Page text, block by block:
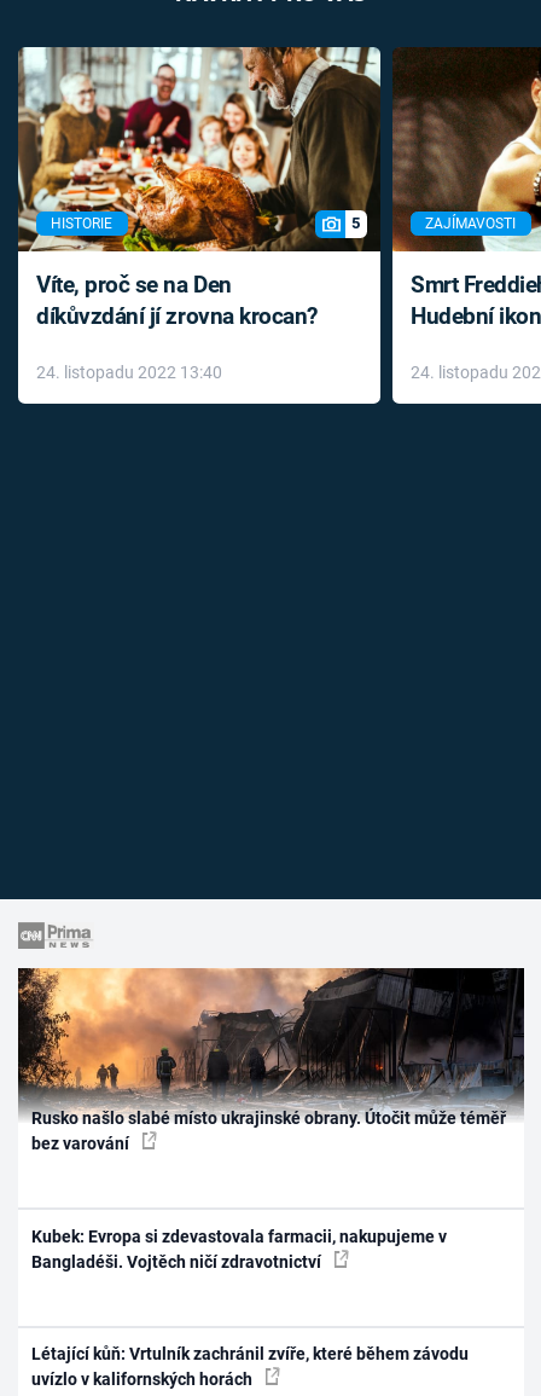
HISTORIE 5
Víte, proč se na Den
díkůvzdání jí zrovna krocan?
24. listopadu 2022 13:40
ZAJÍMAVOSTI
Smrt
Hudební
léky
24. listopadu
Rusko našlo slabé místo ukrajinské obrany. Útočit může téměř
bez varování
Kubek: Evropa si zdevastovala farmacii, nakupujeme v
Bangladéši. Vojtěch ničí zdravotnictví
Létající kůň: Vrtulník zachránil zvíře, které během závodu
uvízlo v kalifornských horách